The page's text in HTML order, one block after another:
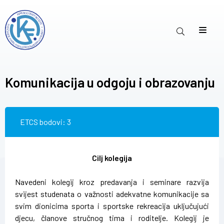
Komunikacija u odgoju i obrazovanju
ETCS bodovi: 3
Cilj kolegija
Navedeni kolegij kroz predavanja i seminare razvija
svijest studenata o važnosti adekvatne komunikacije sa
svim dionicima sporta i sportske rekreacija uključujući
djecu, članove stručnog tima i roditelje. Kolegij je